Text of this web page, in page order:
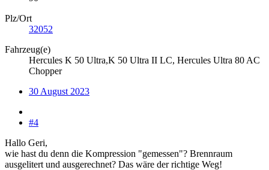
Plz/Ort
32052
Fahrzeug(e)
Hercules K 50 Ultra,K 50 Ultra II LC, Hercules Ultra 80 AC
Chopper
30 August 2023
#4
Hallo Geri,
wie hast du denn die Kompression "gemessen"? Brennraum
ausgelitert und ausgerechnet? Das wäre der richtige Weg!